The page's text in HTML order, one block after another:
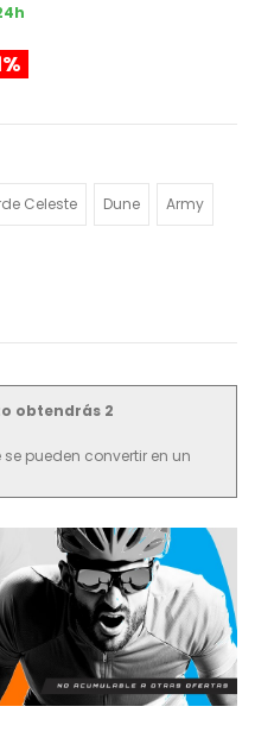
Celeste Dune Army
obtendrás 2
pueden convertir en un